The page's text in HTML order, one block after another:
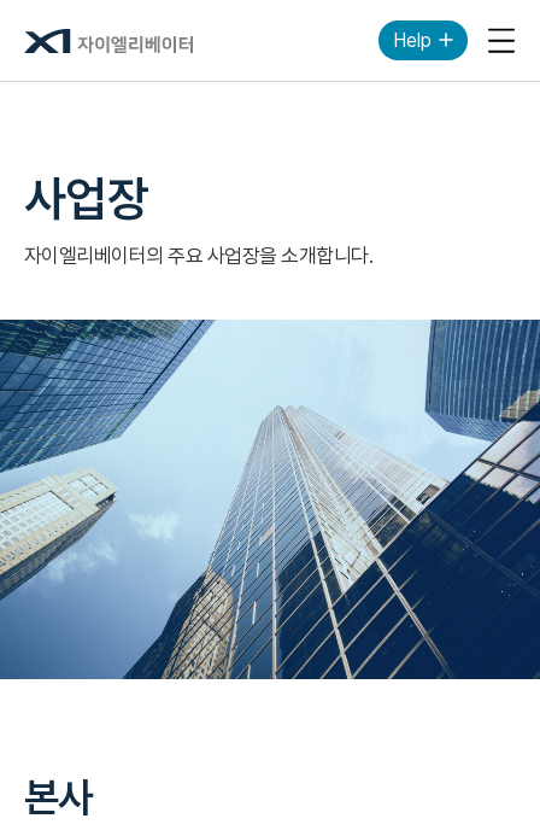
모바
Help
사업장
자이엘리베이터의 주요 사업장을 소개합니다.
본사